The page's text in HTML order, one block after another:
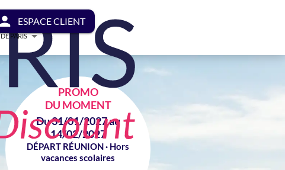
ESPACE CLIENT
PARIS
PROMO
DU MOMENT
Du 31/01/2027 au
14/02/2027
DÉPART RÉUNION · Hors
vacances scolaires